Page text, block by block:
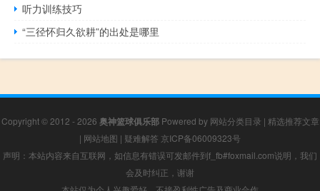
听力训练技巧
“三径怀归久欲耕”的出处是哪里
Copyright © 2012 - 2026 奥神篮球俱乐部Powered by 网站分类目录 | 精选推荐文章
| 网站地图 | 疑难解答 京ICP备06009323号
声明：本站内容来自互联网，如信息有错误可发邮件到f_fb#foxmail.com说明，我们
会及时纠正，谢谢